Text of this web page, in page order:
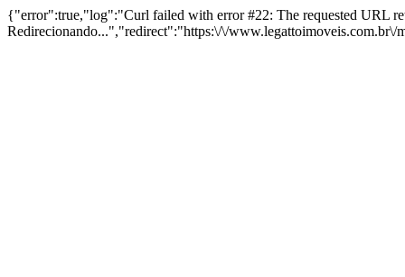
{"error":true,"log":"Curl failed with error #22: The requested URL
Redirecionando...","redirect":"https:\/\/www.legattoimoveis.com.br\/